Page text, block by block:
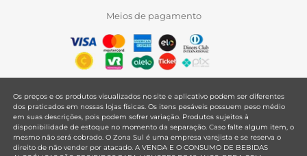
Meios de pagamento
Os preços e os produtos visualizados no site e aplicativo podem ser diferentes
dos praticados em nossas lojas físicas. Os itens pesáveis possuem peso médio
em suas descrições, pois podem sofrer variação. Produtos sujeitos à
disponibilidade de estoque no momento da separação. Caso falte algum item, o
mesmo não será cobrado. O Zona Sul é uma empresa varejista e se reserva o
direito de não vender por atacado. A VENDA E O CONSUMO DE BEBIDAS